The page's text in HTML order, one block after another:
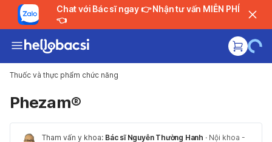
Chat với Bác sĩ ngay 👉 Nhận tư vấn MIỄN PHÍ
👈
Thuốc và thực phẩm chức năng
Phezam®
Tham vấn y khoa: Bác sĩ Nguyễn Thường Hanh · Nội khoa -